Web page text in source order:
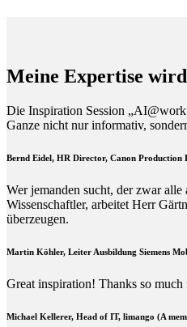
Meine Expertise
Die Inspiration Session
Ganze nicht nur informativ,
Bernd Eidel, HR Director, Canon
Wer jemanden sucht, der zwar
Wissenschaftler, arbeitet Herr
überzeugen.
Martin Köhler, Leiter Ausbildung Siemens
Great inspiration! Thanks so
Michael Kellerer, Head of IT, limango (A